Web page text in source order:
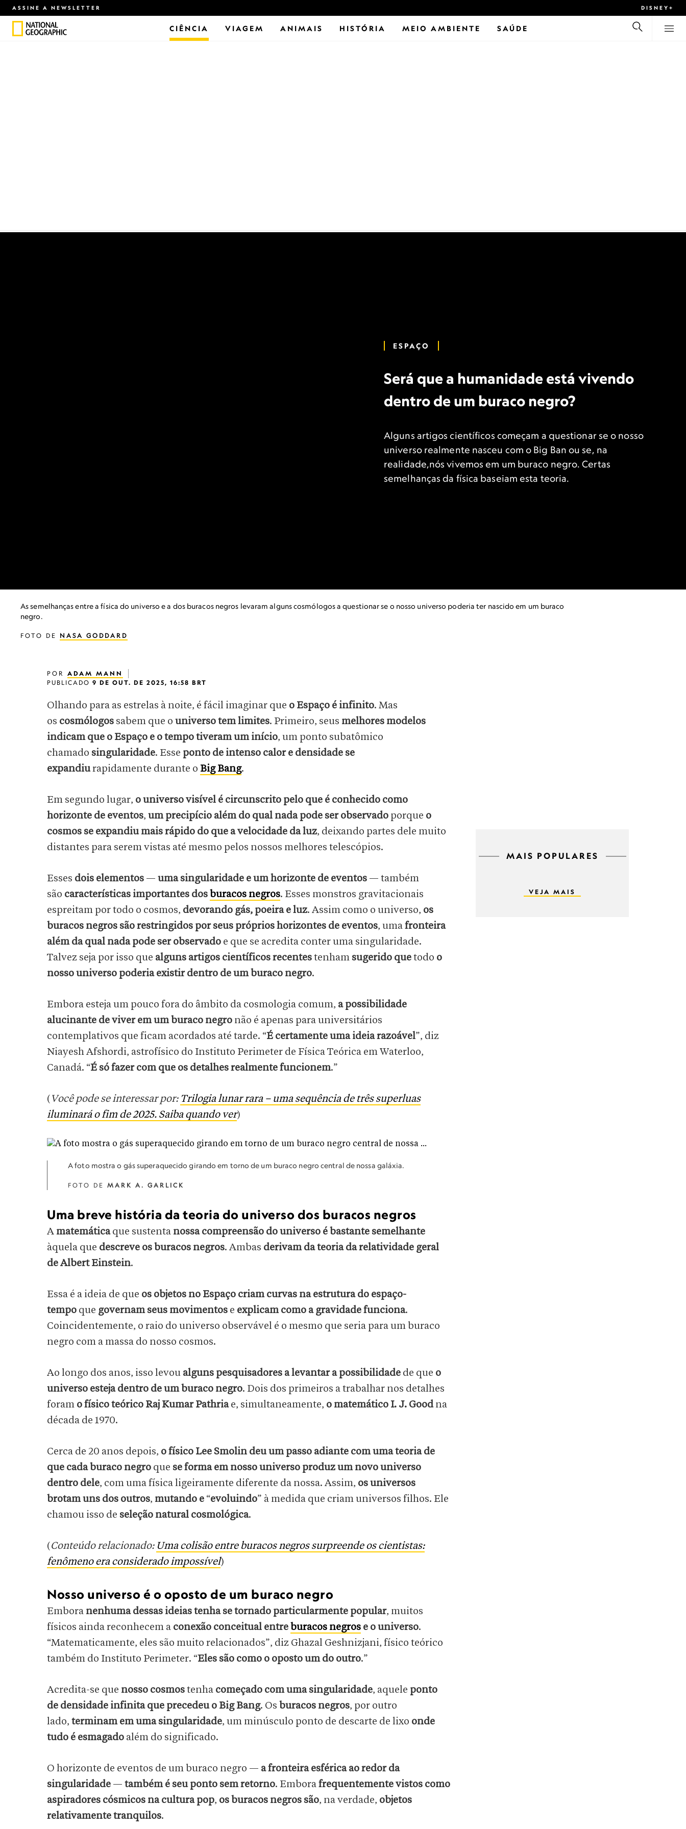
ASSINE A NEWSLETTER DISNEY+
CIÊNCIA VIAGEM ANIMAIS HISTÓRIA MEIO AMBIENTE SAÚDE
ESPAÇO
Será que a humanidade está vivendo
dentro de um buraco negro?
Alguns artigos científicos começam a questionar se o nosso
universo realmente nasceu com o Big Ban ou se, na
realidade,nós vivemos em um buraco negro. Certas
semelhanças da física baseiam esta teoria.
As semelhanças entre a física do universo e a dos buracos negros levaram alguns cosmólogos a questionar se o nosso universo poderia ter nascido em um buraco
negro.
FOTO DE NASA GODDARD
POR ADAM MANN
PUBLICADO 9 DE OUT. DE 2025, 16:58 BRT
Olhando para as estrelas à noite, é fácil imaginar que o Espaço é infinito. Mas
os cosmólogos sabem que o universo tem limites. Primeiro, seus melhores modelos
indicam que o Espaço e o tempo tiveram um início, um ponto subatômico
chamado singularidade. Esse ponto de intenso calor e densidade se
expandiurapidamente durante o Big Bang.
Em segundo lugar, o universo visível é circunscrito pelo que é conhecido como
horizonte de eventos, um precipício além do qual nada pode ser observado porque o
cosmos se expandiu mais rápido do que a velocidade da luz, deixando partes dele muito
distantes para serem vistas até mesmo pelos nossos melhores telescópios.
Esses dois elementos — uma singularidade e um horizonte de eventos — também
são características importantes dos buracos negros. Esses monstros gravitacionais
espreitam por todo o cosmos, devorando gás, poeira e luz. Assim como o universo, os
buracos negros são restringidos por seus próprios horizontes de eventos, umafronteira
além da qual nada pode ser observado e que se acredita conter uma singularidade.
Talvez seja por isso que alguns artigos científicos recentestenham sugerido quetodo o
nosso universo poderia existir dentro de um buraco negro.
Embora esteja um pouco fora do âmbito da cosmologia comum, a possibilidade
alucinante de viver em um buraco negro não é apenas para universitários
contemplativos que ficam acordados até tarde. “É certamente uma ideia razoável”, diz
Niayesh Afshordi, astrofísico do Instituto Perimeter de Física Teórica em Waterloo,
Canadá. “É só fazer com que os detalhes realmente funcionem.”
( Você pode se interessar por: Trilogia lunar rara – uma sequência de três superluas
iluminará o fim de 2025. Saiba quando ver)
A foto mostra o gás superaquecido girando em torno de um buraco negro central de nossa galáxia.
FOTO DE MARK A. GARLICK
Uma breve história da teoria do universo dos buracos negros
A matemáticaque sustenta nossa compreensão do universo é bastante semelhante
àquela que descreve os buracos negros. Ambas derivam da teoria da relatividade geral
de Albert Einstein.
Essa é a ideia de que os objetos no Espaço criam curvas na estrutura do espaço-
tempo que governam seus movimentos e explicam como a gravidade funciona.
Coincidentemente, o raio do universo observável é o mesmo que seria para um buraco
negro com a massa do nosso cosmos.
Ao longo dos anos, isso levou alguns pesquisadores a levantar a possibilidade de que o
universo esteja dentro de um buraco negro. Dois dos primeiros a trabalhar nos detalhes
foram o físico teórico Raj Kumar Pathriae, simultaneamente, o matemático I. J. Goodna
década de 1970.
Cerca de 20 anos depois, o físico Lee Smolin deu um passo adiante com uma teoria de
que cada buraco negro que se forma em nosso universo produz um novo universo
dentro dele, com uma física ligeiramente diferente da nossa. Assim, os universos
brotam uns dos outros, mutando e “evoluindo” à medida que criam universos filhos. Ele
chamou isso de seleção natural cosmológica.
(Conteúdo relacionado: Uma colisão entre buracos negros surpreende os cientistas:
fenômeno era considerado impossível)
Nosso universo é o oposto de um buraco negro
Embora nenhuma dessas ideias tenha se tornado particularmente popular, muitos
físicos ainda reconhecem a conexão conceitual entre buracos negros e o universo.
“Matematicamente, eles são muito relacionados”, diz Ghazal Geshnizjani, físico teórico
também do Instituto Perimeter. “Eles são como o oposto um do outro.”
Acredita-se que nosso cosmostenha começado com uma singularidade, aquele ponto
de densidade infinita que precedeu o Big Bang. Os buracos negros, por outro
lado, terminam em uma singularidade, um minúsculo ponto de descarte de lixo onde
tudo é esmagado além do significado.
O horizonte de eventos de um buraco negro — a fronteira esférica ao redor da
singularidade — também é seu ponto sem retorno. Emborafrequentemente vistos como
aspiradores cósmicos na cultura pop, os buracos negros são, na verdade, objetos
relativamente tranquilos.
MAIS POPULARES
VEJA MAIS